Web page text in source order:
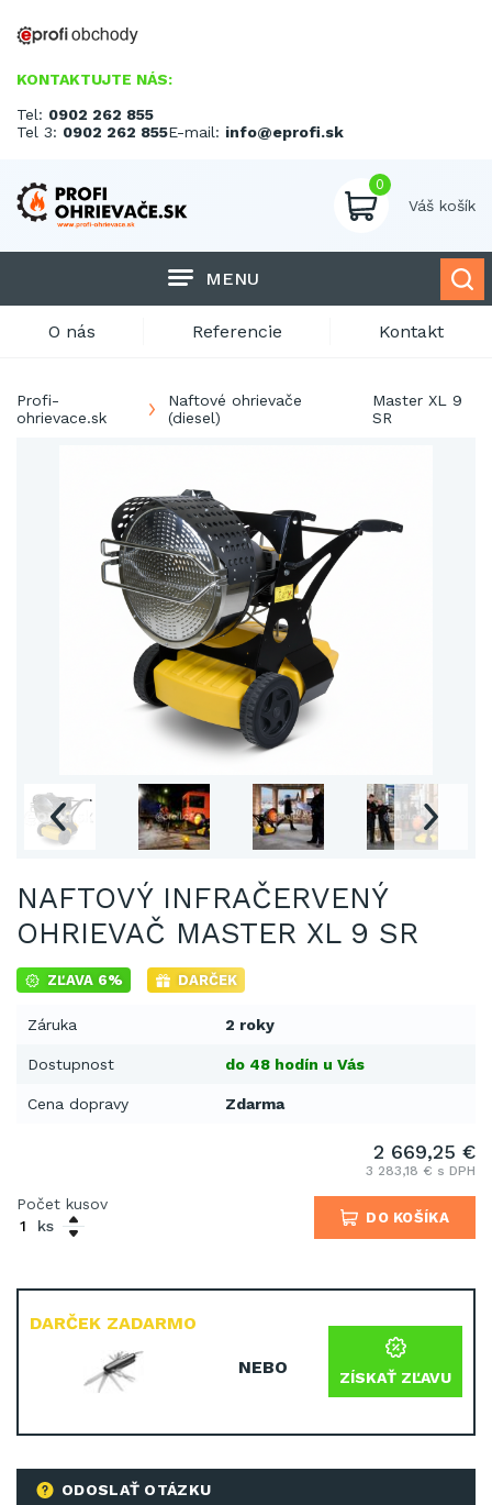
KONTAKTUJTE NÁS:
Tel: 0902 262 855
Tel 3: 0902 262 855E-mail: info@eprofi.sk
0
Váš košík
MENU
O nás Referencie Kontakt
Profi-
ohrievace.sk
Naftové ohrievače
(diesel)
Master XL 9
SR
NAFTOVÝ INFRAČERVENÝ
OHRIEVAČ MASTER XL 9 SR
ZĽAVA 6% DARČEK
Záruka 2 roky
Dostupnost do 48 hodín u Vás
Cena dopravy Zdarma
ODOSLAŤ OTÁZKU
DARČEK ZADARMO
NEBO ZÍSKAŤ ZĽAVU
2 669,25 €
3 283,18 € s DPH
Počet kusov
ks
DO KOŠÍKA